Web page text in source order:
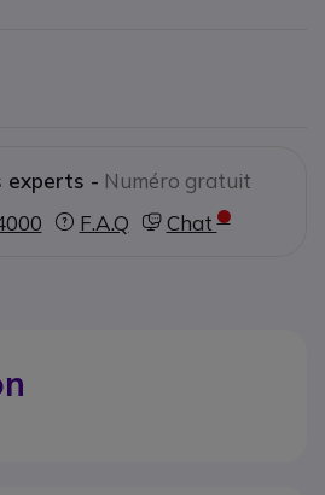
experts - Numéro gratuit
F.A.Q Chat